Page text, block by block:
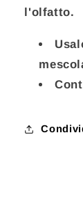
l'olfatto.